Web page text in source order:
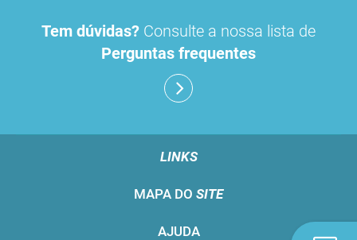
Tem dúvidas? Consulte a nossa lista de
Perguntas frequentes
LINKS
MAPA DO SITE
AJUDA